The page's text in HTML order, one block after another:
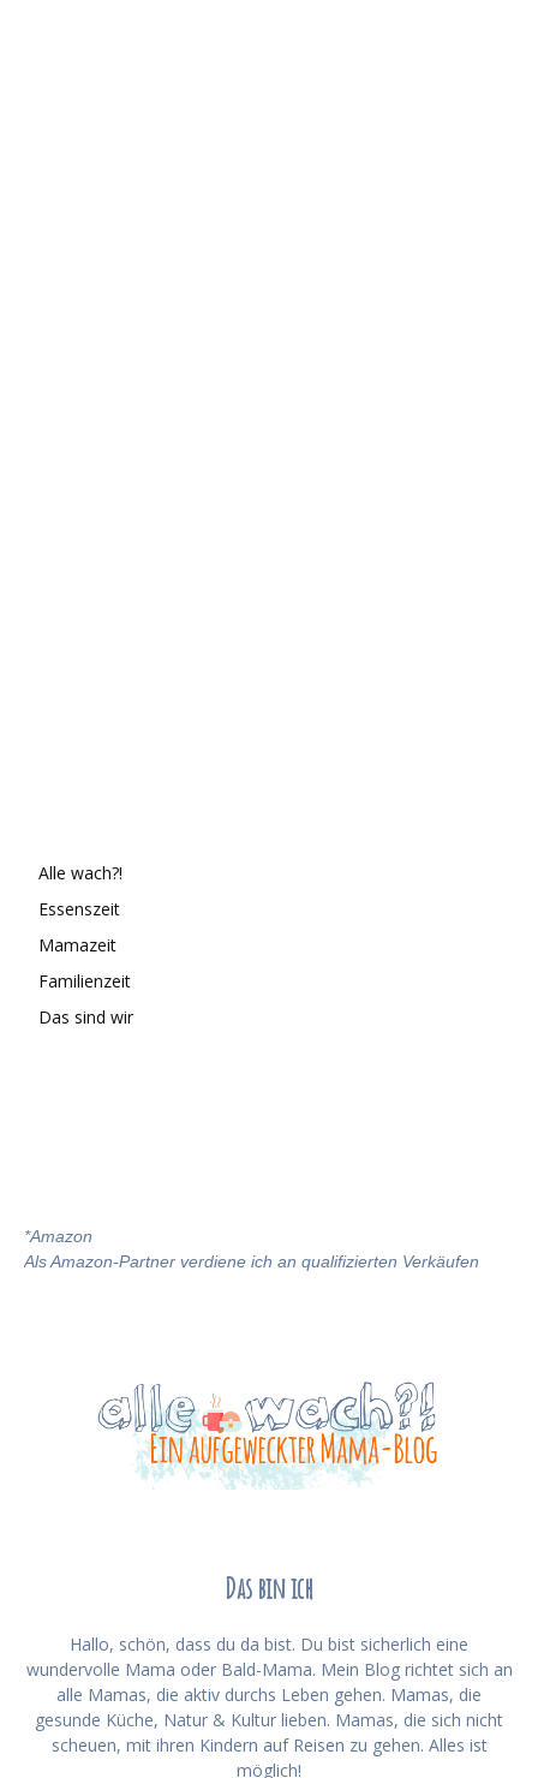
Alle wach?!
Essenszeit
Mamazeit
Familienzeit
Das sind wir
*Amazon
Als Amazon-Partner verdiene ich an qualifizierten Verkäufen
Das bin ich
Hallo, schön, dass du da bist. Du bist sicherlich eine
wundervolle Mama oder Bald-Mama. Mein Blog richtet sich an
alle Mamas, die aktiv durchs Leben gehen. Mamas, die
gesunde Küche, Natur & Kultur lieben. Mamas, die sich nicht
scheuen, mit ihren Kindern auf Reisen zu gehen. Alles ist
möglich!